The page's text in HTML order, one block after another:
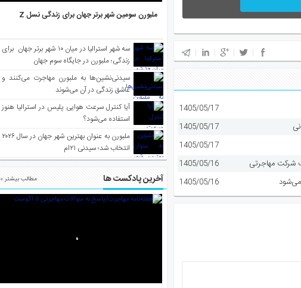
1405/05/17
1405/05/17
1405/05/17
1405/05/16
می‌شود 1405/05/16
ملبورن سومین شهر برتر جهان برای زندگی نسل Z
سه شهر استرالیا در میان ۱۰ شهر برتر جهان برای
زندگی؛ ملبورن در جایگاه سوم جهان
سیدنی‌نشین‌ها به ملبورن مهاجرت می‌کنند و
عاشق زندگی در آن می‌شوند
آیا کنترل سرعت هوایی پلیس در استرالیا هنوز
استفاده می‌شود؟
ملبورن به عنوان بهترین شهر جهان در سال ۲۰۲۶
انتخاب شد؛ سیدنی ۲۱‌ام
آخرین پادکست ها مطالب بیشتر »